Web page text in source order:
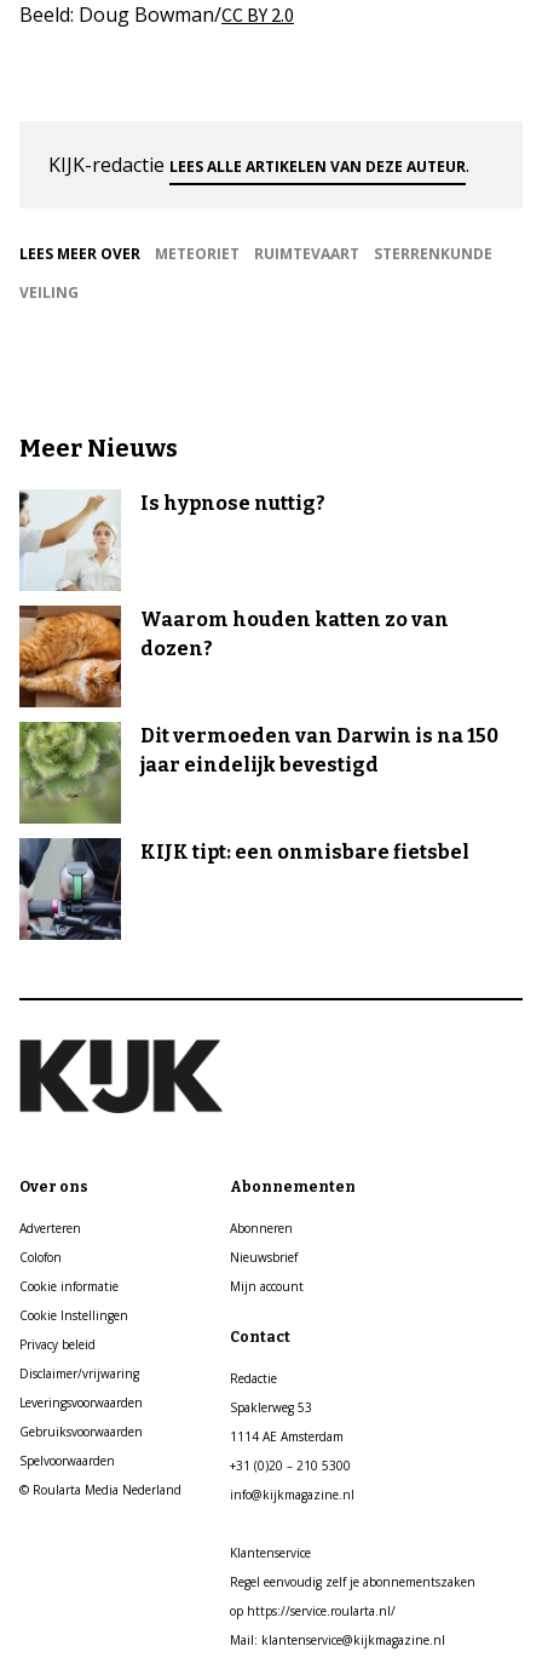
Beeld: Doug Bowman/CC BY 2.0
KIJK-redactie LEES ALLE ARTIKELEN VAN DEZE AUTEUR.
LEES MEER OVER METEORIET RUIMTEVAART
STERRENKUNDE
VEILING
Meer Nieuws
Is hypnose nuttig?
Waarom houden katten zo van
dozen?
Dit vermoeden van Darwin is na 150
jaar eindelijk bevestigd
KIJK tipt: een onmisbare fietsbel
Over ons
Adverteren
Colofon
Cookie informatie
Cookie Instellingen
Privacy beleid
Disclaimer/vrijwaring
Leveringsvoorwaarden
Gebruiksvoorwaarden
Spelvoorwaarden
© Roularta Media Nederland
Abonnementen
Abonneren
Nieuwsbrief
Mijn account
Contact
Redactie
Spaklerweg 53
1114 AE Amsterdam
+31 (0)20 – 210 5300
info@kijkmagazine.nl
Klantenservice
Regel eenvoudig zelf je abonnementszaken
op https://service.roularta.nl/
Mail: klantenservice@kijkmagazine.nl